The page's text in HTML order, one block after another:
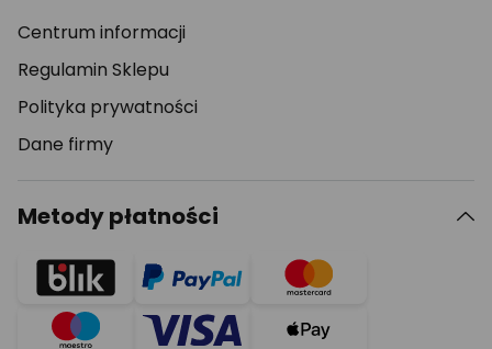
Centrum informacji
Regulamin Sklepu
Polityka prywatności
Dane firmy
Metody płatności